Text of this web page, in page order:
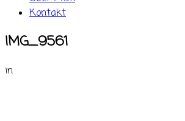
Kontakt
IMG_9561
in